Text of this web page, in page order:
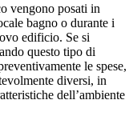
vengono posati in
bagno o durante i
edificio. Se si
questo tipo di
le spese,
diversi, in
dell’ambiente